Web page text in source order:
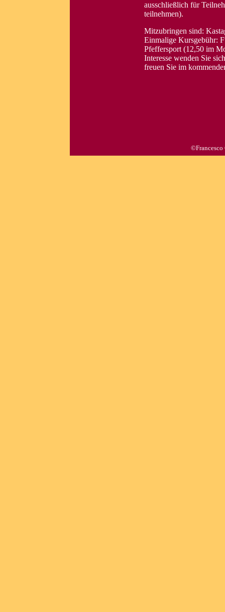
ausschließlich für
teilnehmen).
Mitzubringen sind:
Einmalige Kursgebühr:
Pfeffersport (12,50 im
Interesse wenden Sie
freuen Sie im